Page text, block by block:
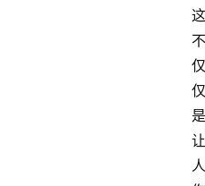
这
不
仅
仅
是
让
人